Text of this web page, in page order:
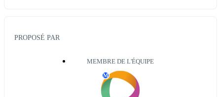
PROPOSÉ PAR
MEMBRE DE L'ÉQUIPE
M